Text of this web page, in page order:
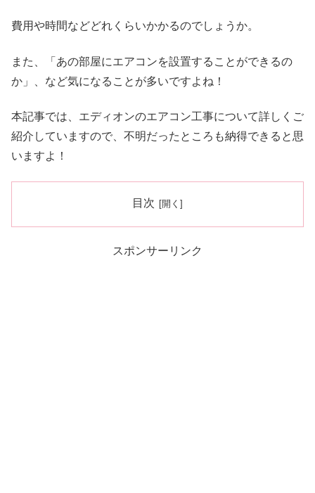
費用や時間などどれくらいかかるのでしょうか。
また、「あの部屋にエアコンを設置することができるの
か」、など気になることが多いですよね！
本記事では、エディオンのエアコン工事について詳しくご
紹介していますので、不明だったところも納得できると思
いますよ！
目次
スポンサーリンク